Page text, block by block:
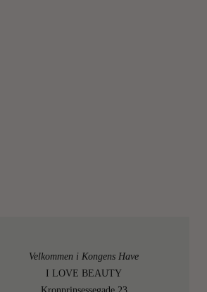
Velkommen i Kongens Have
I LOVE BEAUTY